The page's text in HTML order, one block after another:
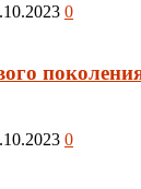
0
0